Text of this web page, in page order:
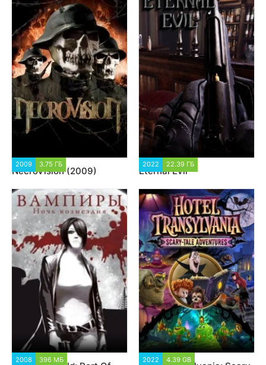
2009 3.75 ГБ
NecroVision (2009)
2022 22.39 ГБ
Eternal Evil
2008 396 МБ 2022 4.39 GB